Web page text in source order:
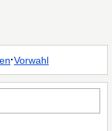
·Vorwahl